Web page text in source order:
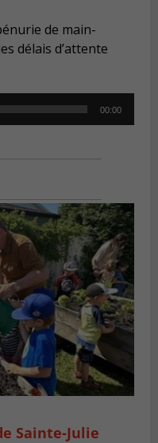
de main-
délais d’attente
00:00
Sainte-Julie